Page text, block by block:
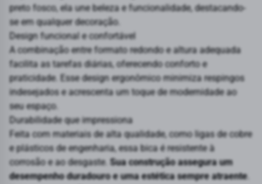
preto fosco, ela une beleza e funcionalidade, destacando-
se em qualquer decoração.
Design funcional e confortável
A combinação entre formato redondo e altura adequada
facilita as tarefas diárias, oferecendo conforto e
praticidade. Esse design ergonômico minimiza respingos
indesejados e acrescenta um toque de modernidade ao
seu espaço.
Durabilidade que impressiona
Feita com materiais de alta qualidade, como ligas de cobre
e plásticos de engenharia, essa bica é resistente à
corrosão e ao desgaste. Sua construção assegura um
desempenho duradouro e uma estética sempre atraente.